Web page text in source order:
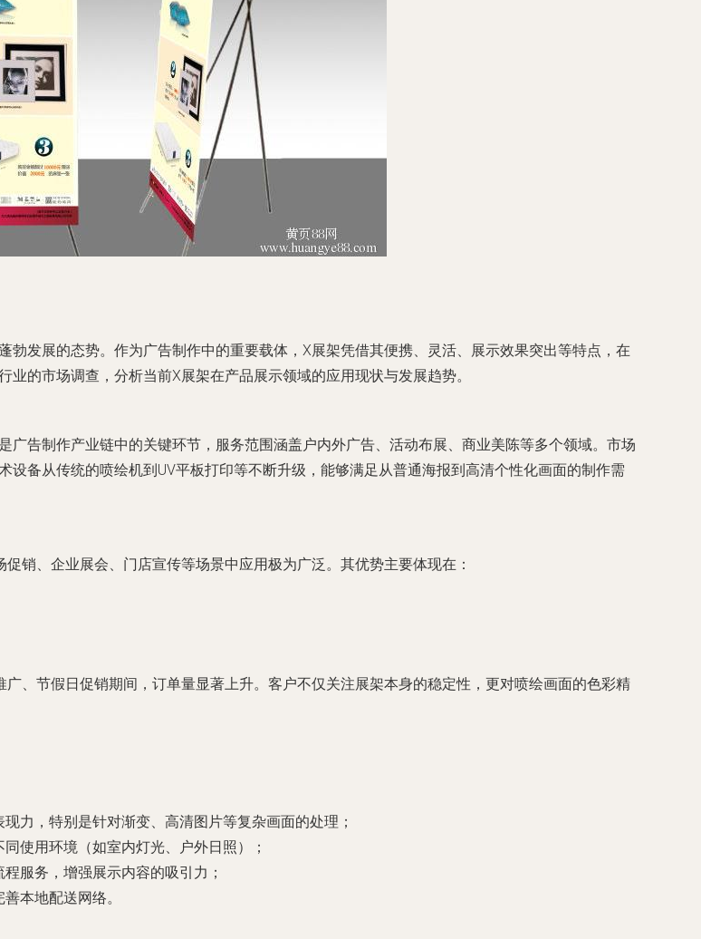
发展的态势。作为广告制作中的重要载体，X展架凭借其便携、灵活、展示效果突出等特点，在
的市场调查，分析当前X展架在产品展示领域的应用现状与发展趋势。
告制作产业链中的关键环节，服务范围涵盖户内外广告、活动布展、商业美陈等多个领域。市场
备从传统的喷绘机到UV平板打印等不断升级，能够满足从普通海报到高清个性化画面的制作需
销、企业展会、门店宣传等场景中应用极为广泛。其优势主要体现在：
、节假日促销期间，订单量显著上升。客户不仅关注展架本身的稳定性，更对喷绘画面的色彩精
力，特别是针对渐变、高清图片等复杂画面的处理；
使用环境（如室内灯光、户外日照）；
服务，增强展示内容的吸引力；
本地配送网络。